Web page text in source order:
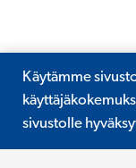
Käytämme
sivustolle